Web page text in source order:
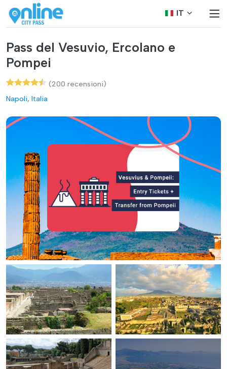
IT
Pass del Vesuvio, Ercolano e
Pompei
(200 recensioni)
Napoli, Italia